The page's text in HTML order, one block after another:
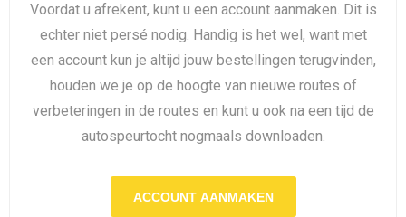
Voordat u afrekent, kunt u een account aanmaken. Dit is
echter niet persé nodig. Handig is het wel, want met
een account kun je altijd jouw bestellingen terugvinden,
houden we je op de hoogte van nieuwe routes of
verbeteringen in de routes en kunt u ook na een tijd de
autospeurtocht nogmaals downloaden.
ACCOUNT AANMAKEN